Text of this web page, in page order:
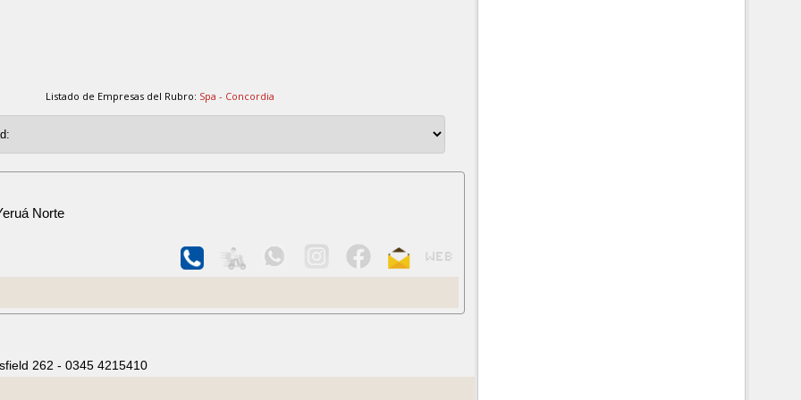
Listado de Empresas del Rubro: Spa - Concordia
Norte
262 - 0345 4215410